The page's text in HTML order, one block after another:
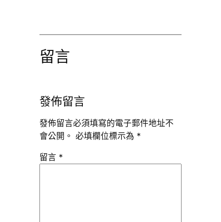
留言
發佈留言
發佈留言必須填寫的電子郵件地址不
會公開。 必填欄位標示為 *
留言 *